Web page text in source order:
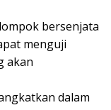
bersenjata
menguji
akan
dalam